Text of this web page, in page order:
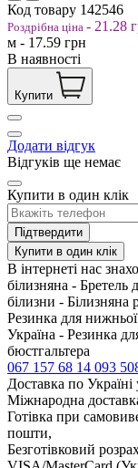
Код товару 142546
Роздрібна ціна - 21.28
м - 17.59 грн
В наявності
Купити
Додати відгук
Відгуків ще немає
Купити в один клік
Підтвердити
Купити в один клік
В інтернеті нас
білизняна - Бретель
білизни - Білизняна
Резинка для
Україна - Резинка
бюстгальтера
067 157 68 14 093
Доставка по
Міжнародна
Готівка при
пошти,
Безготівковий